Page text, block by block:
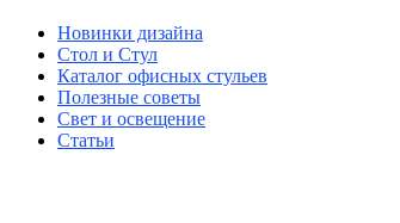
Новинки дизайна
Стол и Стул
Каталог офисных стульев
Полезные советы
Свет и освещение
Статьи